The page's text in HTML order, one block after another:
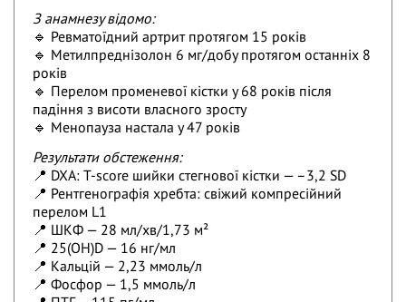
З анамнезу відомо:
🔹 Ревматоїдний артрит протягом 15 років
🔹 Метилпреднізолон 6 мг/добу протягом останніх 8
років
🔹 Перелом променевої кістки у 68 років після
падіння з висоти власного зросту
🔹 Менопауза настала у 47 років
Результати обстеження:
📍 DXA: T-score шийки стегнової кістки — –3,2 SD
📍 Рентгенографія хребта: свіжий компресійний
перелом L1
📍 ШКФ — 28 мл/хв/1,73 м²
📍 25(OH)D — 16 нг/мл
📍 Кальцій — 2,23 ммоль/л
📍 Фосфор — 1,5 ммоль/л